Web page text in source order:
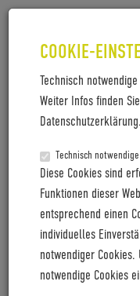
COOKIE-
Technisch
Weiter Infos finden
Datenschutzerklärung.
Technisch
Diese Cookies sind
Funktionen dieser
entsprechend einen
individuelles
notwendiger
notwendige Cookies
MIT
Schauspieler
Und nicht
hat es ihm
denn den
drin steckt. Mit der